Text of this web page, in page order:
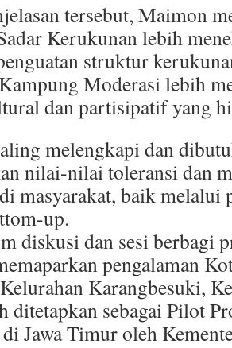
tersebut, Maimon
Kerukunan lebih
struktur
Moderasi lebih
dan partisipatif yang
melengkapi dan
nilai-nilai toleransi dan
masyarakat, baik melalui
up.
diskusi dan sesi berbagi
pengalaman
Karangbesuki,
ditetapkan sebagai Pilot
Jawa Timur oleh